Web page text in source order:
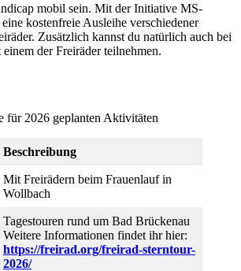
mobil sein. Mit der Initiative MS-
kostenfreie Ausleihe verschiedener
Zusätzlich kannst du natürlich auch bei
der Freiräder teilnehmen.
für 2026 geplanten Aktivitäten
Beschreibung
Mit Freirädern beim Frauenlauf in
Wollbach
Tagestouren rund um Bad Brückenau
Weitere Informationen findet ihr hier:
https://freirad.org/freirad-sterntour-
2026/